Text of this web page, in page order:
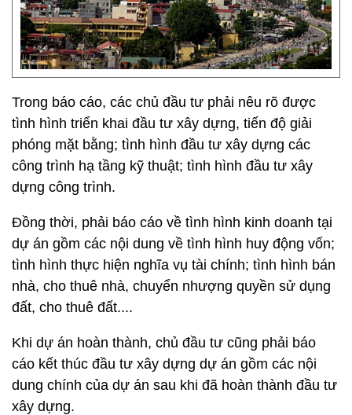
Trong báo cáo, các chủ đầu tư phải nêu rõ được
tình hình triển khai đầu tư xây dựng, tiến độ giải
phóng mặt bằng; tình hình đầu tư xây dựng các
công trình hạ tầng kỹ thuật; tình hình đầu tư xây
dựng công trình.
Đồng thời, phải báo cáo về tình hình kinh doanh tại
dự án gồm các nội dung về tình hình huy động vốn;
tình hình thực hiện nghĩa vụ tài chính; tình hình bán
nhà, cho thuê nhà, chuyển nhượng quyền sử dụng
đất, cho thuê đất....
Khi dự án hoàn thành, chủ đầu tư cũng phải báo
cáo kết thúc đầu tư xây dựng dự án gồm các nội
dung chính của dự án sau khi đã hoàn thành đầu tư
xây dựng.